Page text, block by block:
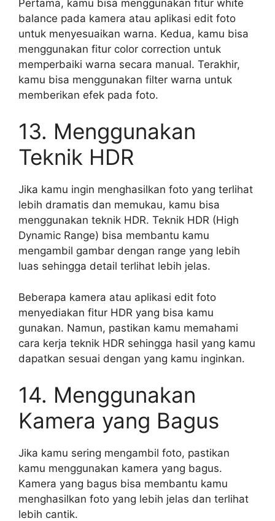
Pertama, kamu bisa menggunakan fitur white
balance pada kamera atau aplikasi edit foto
untuk menyesuaikan warna. Kedua, kamu bisa
menggunakan fitur color correction untuk
memperbaiki warna secara manual. Terakhir,
kamu bisa menggunakan filter warna untuk
memberikan efek pada foto.
13. Menggunakan
Teknik HDR
Jika kamu ingin menghasilkan foto yang terlihat
lebih dramatis dan memukau, kamu bisa
menggunakan teknik HDR. Teknik HDR (High
Dynamic Range) bisa membantu kamu
mengambil gambar dengan range yang lebih
luas sehingga detail terlihat lebih jelas.
Beberapa kamera atau aplikasi edit foto
menyediakan fitur HDR yang bisa kamu
gunakan. Namun, pastikan kamu memahami
cara kerja teknik HDR sehingga hasil yang kamu
dapatkan sesuai dengan yang kamu inginkan.
14. Menggunakan
Kamera yang Bagus
Jika kamu sering mengambil foto, pastikan
kamu menggunakan kamera yang bagus.
Kamera yang bagus bisa membantu kamu
menghasilkan foto yang lebih jelas dan terlihat
lebih cantik.